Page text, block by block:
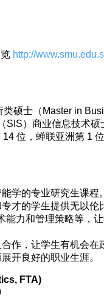
http://
硕士（Master in
SIS）商业信息技术
位，蝉联亚洲第 1 位
学的专业研究生课程。
才的学生提供无以伦
能力和管理策略等，
作，让学生有机会在
开良好的职业生涯。
FTA)